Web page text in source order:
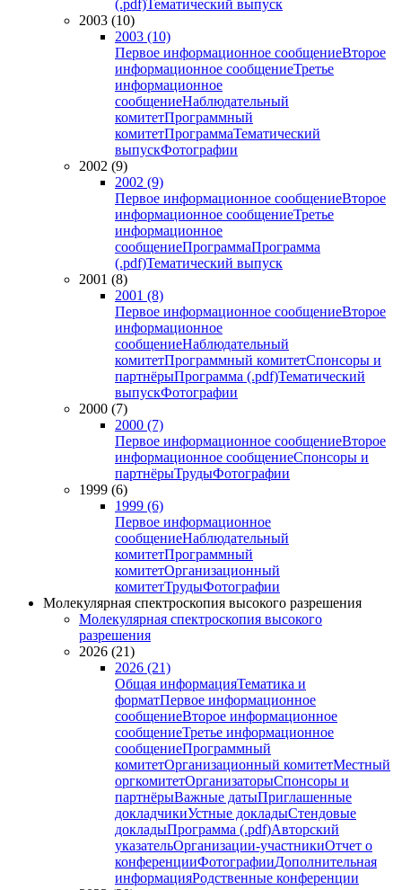
(.pdf)Тематический выпуск
2003 (10)
2003 (10)
Первое информационное сообщениеВторое
информационное сообщениеТретье
информационное
сообщениеНаблюдательный
комитетПрограммный
комитетПрограммаТематический
выпускФотографии
2002 (9)
2002 (9)
Первое информационное сообщениеВторое
информационное сообщениеТретье
информационное
сообщениеПрограммаПрограмма
(.pdf)Тематический выпуск
2001 (8)
2001 (8)
Первое информационное сообщениеВторое
информационное
сообщениеНаблюдательный
комитетПрограммный комитетСпонсоры и
партнёрыПрограмма (.pdf)Тематический
выпускФотографии
2000 (7)
2000 (7)
Первое информационное сообщениеВторое
информационное сообщениеСпонсоры и
партнёрыТрудыФотографии
1999 (6)
1999 (6)
Первое информационное
сообщениеНаблюдательный
комитетПрограммный
комитетОрганизационный
комитетТрудыФотографии
Молекулярная спектроскопия высокого разрешения
Молекулярная спектроскопия высокого
разрешения
2026 (21)
2026 (21)
Общая информацияТематика и
форматПервое информационное
сообщениеВторое информационное
сообщениеТретье информационное
сообщениеПрограммный
комитетОрганизационный комитетМестный
оргкомитетОрганизаторыСпонсоры и
партнёрыВажные датыПриглашенные
докладчикиУстные докладыСтендовые
докладыПрограмма (.pdf)Авторский
указательОрганизации-участникиОтчет о
конференцииФотографииДополнительная
информацияРодственные конференции